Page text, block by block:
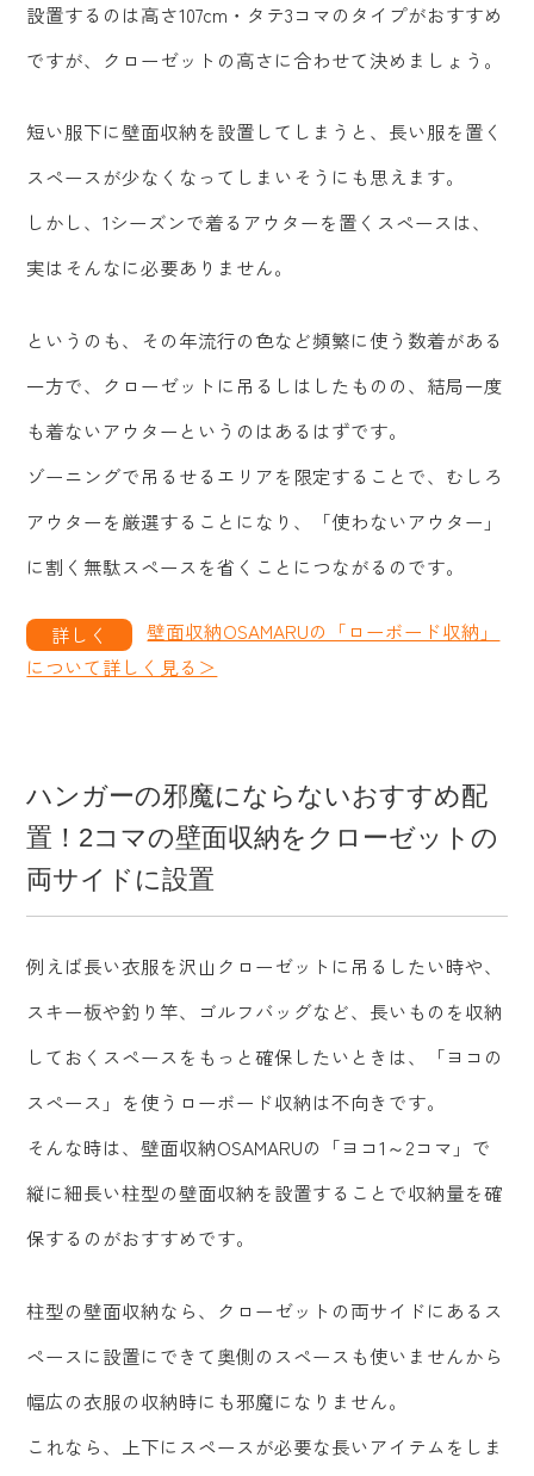
設置するのは高さ107cm・タテ3コマのタイプがおすすめ
ですが、クローゼットの高さに合わせて決めましょう。
短い服下に壁面収納を設置してしまうと、長い服を置く
スペースが少なくなってしまいそうにも思えます。
しかし、1シーズンで着るアウターを置くスペースは、
実はそんなに必要ありません。
というのも、その年流行の色など頻繁に使う数着がある
一方で、クローゼットに吊るしはしたものの、結局一度
も着ないアウターというのはあるはずです。
ゾーニングで吊るせるエリアを限定することで、むしろ
アウターを厳選することになり、「使わないアウター」
に割く無駄スペースを省くことにつながるのです。
壁面収納OSAMARUの「ローボード収納」
について詳しく見る＞
ハンガーの邪魔にならないおすすめ配
置！2コマの壁面収納をクローゼットの
両サイドに設置
例えば長い衣服を沢山クローゼットに吊るしたい時や、
スキー板や釣り竿、ゴルフバッグなど、長いものを収納
しておくスペースをもっと確保したいときは、「ヨコの
スペース」を使うローボード収納は不向きです。
そんな時は、壁面収納OSAMARUの「ヨコ1～2コマ」で
縦に細長い柱型の壁面収納を設置することで収納量を確
保するのがおすすめです。
柱型の壁面収納なら、クローゼットの両サイドにあるス
ペースに設置にできて奥側のスペースも使いませんから
幅広の衣服の収納時にも邪魔になりません。
これなら、上下にスペースが必要な長いアイテムをしま